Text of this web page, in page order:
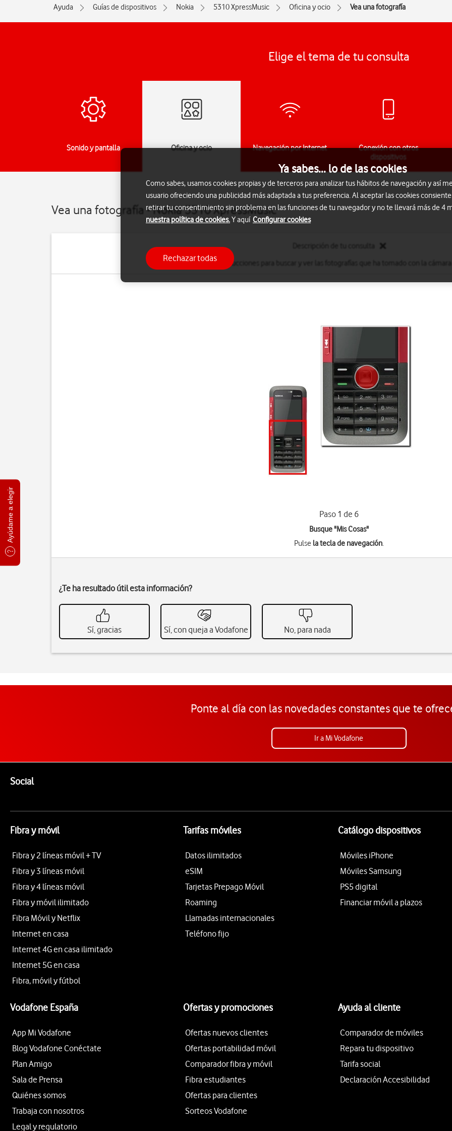
Ayúdame a elegir
Ayuda Guías de dispositivos Nokia 5310 XpressMusic Oficina y ocio Vea una fotografía
Elige el tema de tu consulta
Sonido y pantalla Oficina y ocio Navegación por Internet
Conexión con otros
dispositivos
Vea una fotografía - Nokia 5310 XpressMusic
Siga estas instrucciones para buscar y ver las fotografías que ha tomado con la
Paso 1 de 6
Busque "Mis Cosas"
Pulse la tecla de navegación.
¿Te ha resultado útil esta información?
Sí, gracias Sí, con queja a Vodafone No, para nada
Ponte al día con las novedades constantes que te
Ir a Mi Vodafone
SocialEnlaces a las redes sociales de Vodafone
Fibra y móvil
Fibra y 2 líneas móvil + TV
Fibra y 3 líneas móvil
Fibra y 4 líneas móvil
Fibra y móvil ilimitado
Fibra Móvil y Netflix
Internet en casa
Internet 4G en casa ilimitado
Internet 5G en casa
Fibra, móvil y fútbol
Tarifas móviles
Datos ilimitados
eSIM
Tarjetas Prepago Móvil
Roaming
Llamadas internacionales
Teléfono fijo
Catálogo dispositivos
Móviles iPhone
Móviles Samsung
PS5 digital
Financiar móvil a plazos
Vodafone España
App Mi Vodafone
Blog Vodafone Conéctate
Plan Amigo
Sala de Prensa
Quiénes somos
Trabaja con nosotros
Legal y regulatorio
Ofertas y promociones
Ofertas nuevos clientes
Ofertas portabilidad móvil
Comparador fibra y móvil
Fibra estudiantes
Ofertas para clientes
Sorteos Vodafone
Ayuda al cliente
Comparador de móviles
Repara tu dispositivo
Tarifa social
Declaración Accesibilidad
Ya sabes... lo de las cookies
Como sabes, usamos cookies propias y de terceros para analizar tus hábitos de navegación y así
usuario ofreciendo una publicidad más adaptada a tus preferencia. Al aceptar las cookies
retirar tu consentimiento sin problema en las funciones de tu navegador y no te llevará más de 4
nuestra política de cookies.Y aquí Configurar cookies
Rechazar todas